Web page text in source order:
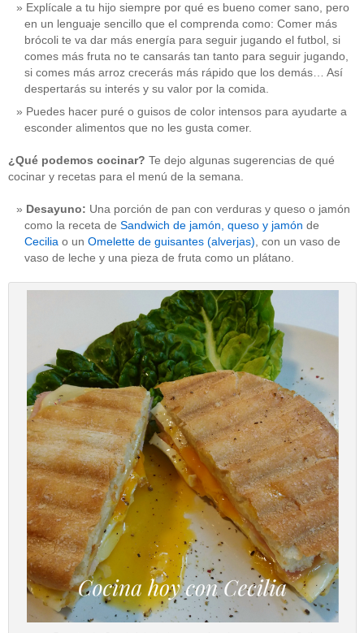
Explícale a tu hijo siempre por qué es bueno comer sano, pero
en un lenguaje sencillo que el comprenda como: Comer más
brócoli te va dar más energía para seguir jugando el futbol, si
comes más fruta no te cansarás tan tanto para seguir jugando,
si comes más arroz crecerás más rápido que los demás… Así
despertarás su interés y su valor por la comida.
Puedes hacer puré o guisos de color intensos para ayudarte a
esconder alimentos que no les gusta comer.
¿Qué podemos cocinar? Te dejo algunas sugerencias de qué
cocinar y recetas para el menú de la semana.
Desayuno: Una porción de pan con verduras y queso o jamón
como la receta de Sandwich de jamón, queso y jamón de
Cecilia o un Omelette de guisantes (alverjas), con un vaso de
vaso de leche y una pieza de fruta como un plátano.